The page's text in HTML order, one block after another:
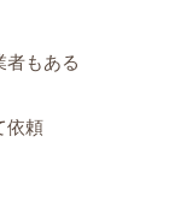
者もある
依頼